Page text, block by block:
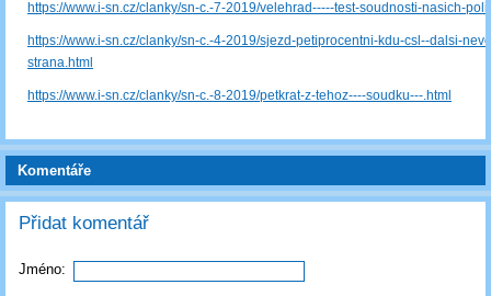
https://www.i-sn.cz/clanky/sn-c.-7-2019/velehrad-----test-soudnosti-nasich-
https://www.i-sn.cz/clanky/sn-c.-4-2019/sjezd-petiprocentni-kdu-csl--dalsi-
strana.html
https://www.i-sn.cz/clanky/sn-c.-8-2019/petkrat-z-tehoz----soudku---.html
Komentáře
Přidat komentář
Jméno: